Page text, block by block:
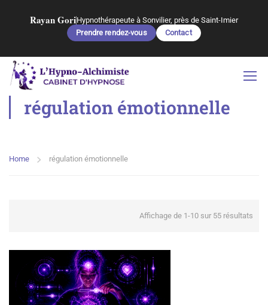
Rayan GoriHypnothérapeute à Sonvilier, près de Saint-Imier
Prendre rendez-vous
Contact
régulation émotionnelle
Home régulation émotionnelle
Affichage de 1-10 sur 55 résultats